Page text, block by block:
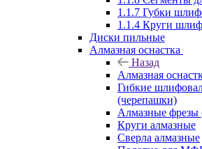
1.1.7 Губки
1.1.4 Круги
Диски пильные
Алмазная оснастка
Назад
Алмазная
Гибкие
(черепашки)
Алмазные фрезы
Круги алмазные
Сверла алмазные